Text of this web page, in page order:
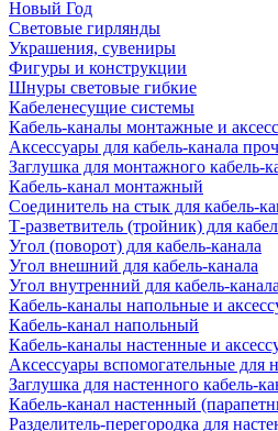
Новый Год
Световые гирлянды
Украшения, сувениры
Фигуры и конструкции
Шнуры световые гибкие
Кабеленесущие системы
Кабель-каналы монтажные и
Аксессуары для кабель-канала
Заглушка для монтажного кабель-
Кабель-канал монтажный
Соединитель на стык для кабель-
Т-разветвитель (тройник) для
Угол (поворот) для кабель-канала
Угол внешний для кабель-канала
Угол внутренний для кабель-канала
Кабель-каналы напольные и
Кабель-канал напольный
Кабель-каналы настенные и
Аксессуары вспомогательные для
Заглушка для настенного кабель-
Кабель-канал настенный
Разделитель-перегородка для